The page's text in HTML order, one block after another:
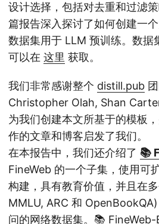
设计选择，包括对去重和过滤
篇报告深入探讨了如何创建一
数据集用于 LLM 预训练。数据
可以在 这里 获取。
我们非常感谢整个 distill.pub
Christopher Olah, Shan
为我们创建本文所基于的模板
作的文章和博客启发了我们。
在本报告中，我们还介绍了 📚
FineWeb 的一个子集，使用可
构建，具有教育价值，并且在
MMLU, ARC 和
问的网络数据集。 📚 FineWeb-